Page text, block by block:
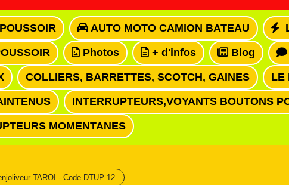
AUTO MOTO CAMION BATEAU
Photos + d'infos Blog
COLLIERS, BARRETTES, SCOTCH, GAINES LE
INTERRUPTEURS,VOYANTS BOUTONS
MOMENTANES
TAROI - Code DTUP 12